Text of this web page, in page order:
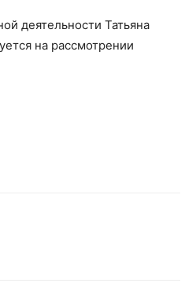
деятельности Татьяна
на рассмотрении